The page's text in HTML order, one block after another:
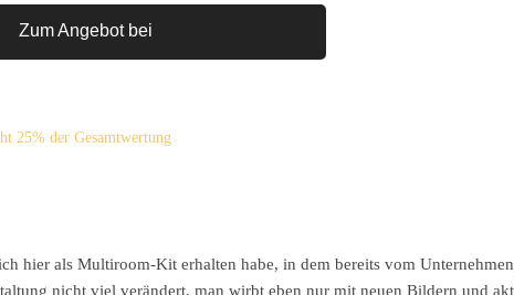
Zum Angebot bei
25% der Gesamtwertung
hier als Multiroom-Kit erhalten habe, in dem bereits vom
nicht viel verändert, man wirbt eben nur mit neuen Bildern und